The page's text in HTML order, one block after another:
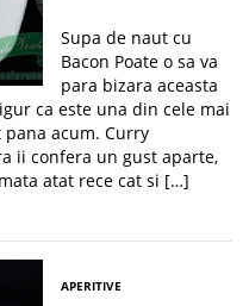
Supa de naut cu
Bacon Poate o sa va
para bizara aceasta
ca este una din cele mai
acum. Curry
ii confera un gust aparte,
atat rece cat si […]
APERITIVE